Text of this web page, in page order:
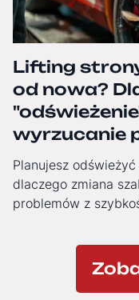
Lifting
od nowa?
wyrzucanie
Planujesz
dlaczego zmiana
problemów z